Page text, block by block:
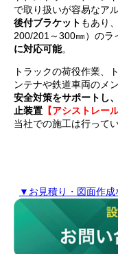
で取り扱いが容易なア
後付ブラケット もあり
200/201～300㎜）のラ
に対応可能。
トラックの荷役作業、
ンテナや鉄道車両のメ
安全対策をサポートし
止装置 【アシストレー
当社での施工は行ってい
▼お見積り・図面作